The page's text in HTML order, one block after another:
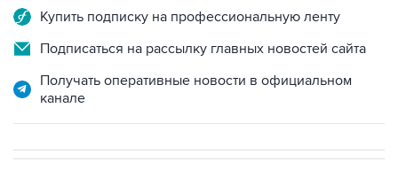
Купить подписку на профессиональную ленту
Подписаться на рассылку главных новостей сайта
Получать оперативные новости в официальном
канале